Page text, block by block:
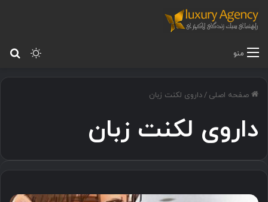
منو
صفحه اصلی /داروی لکنت زبان
داروی لکنت زبان